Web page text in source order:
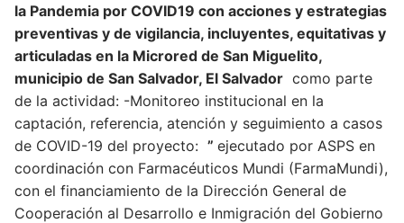
la Pandemia por COVID19 con acciones y estrategias
preventivas y de vigilancia, incluyentes, equitativas y
articuladas en la Microred de San Miguelito,
municipio de San Salvador, El Salvador como parte
de la actividad: -Monitoreo institucional en la
captación, referencia, atención y seguimiento a casos
de COVID-19 del proyecto: ” ejecutado por ASPS en
coordinación con Farmacéuticos Mundi (FarmaMundi),
con el financiamiento de la Dirección General de
Cooperación al Desarrollo e Inmigración del Gobierno